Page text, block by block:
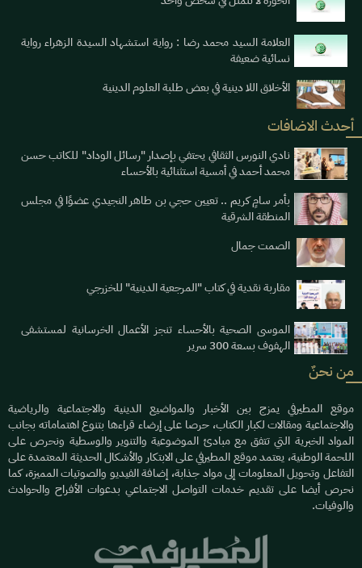
العلامة السيد محمد رضا : رواية استشهاد السيدة الزهراء رواية
نسائية ضعيفة
الأخلاق اللا دينية في بعض طلبة العلوم الدينية
أحدث الاضافات
نادي النورس الثقافي يحتفي بإصدار "رسائل الوداد" للكاتب حسن
محمد أحمد في أمسية استثنائية بالأحساء
بأمر سامٍ كريم .. تعيين حجي بن طاهر النجيدي عضوًا في مجلس
المنطقة الشرقية
الصمت جمال
مقاربة نقدية في كتاب "المرجعية الدينية" للخزرجي
الموسى الصحية بالأحساء تنجز الأعمال الخرسانية لمستشفى
الهفوف بسعة 300 سرير
من نحنٌ
موقع المطيرفي يمزج بين الأخبار والمواضيع الدينية والاجتماعية والرياضية
والاجتماعية ومقالات لكبار الكتاب، حرصا على إرضاء قراءها بتنوع اهتماماته بجانب
المواد الخبرية التي تتفق مع مبادئ الموضوعية والتنوير والوسطية ونحرص على
اللحمة الوطنية، يعتمد موقع المطيرفي على الابتكار والأشكال الحديثة المعتمدة على
التفاعل وتحويل المعلومات إلى مواد جذابة، إضافة الفيديو والصوتيات المميزة، كما
نحرص أيضا على تقديم خدمات التواصل الاجتماعي بدعوات الأفراح والحوادث
والوفيات.